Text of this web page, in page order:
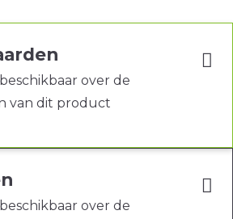
over de
van dit product
over de